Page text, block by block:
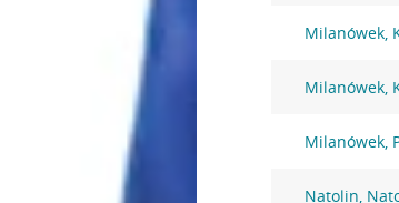
Milanówek,
Milanówek,
Milanówek,
Natolin,